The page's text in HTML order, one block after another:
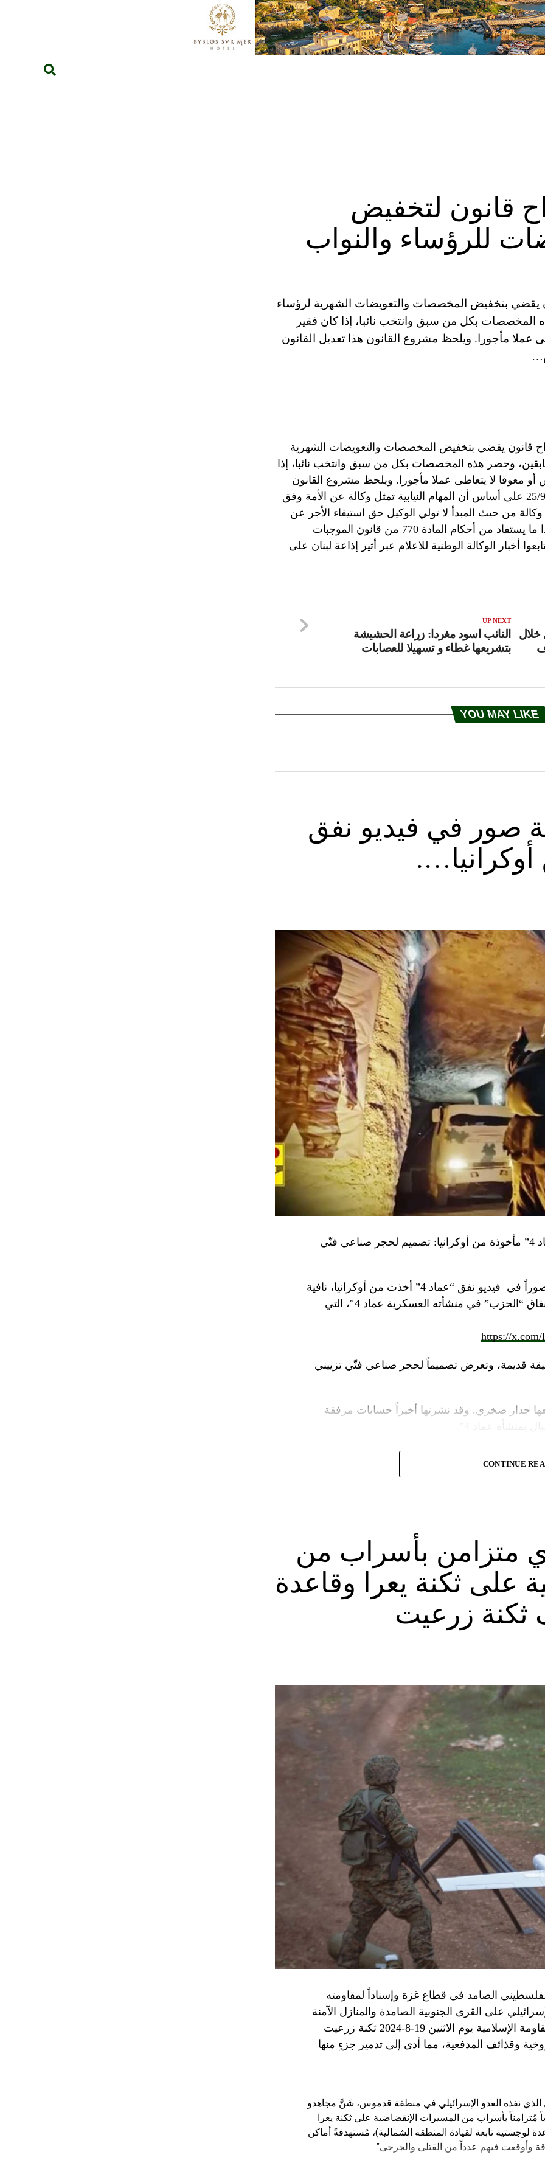
قانون لتخفيض
للرؤساء والنواب
يقضي بتخفيض المخصصات والتعويضات الشهرية لرؤساء
المخصصات بكل من سبق وانتخب نائبا، إذا كان فقير
عملا مأجورا. ويلحظ مشروع القانون هذا تعديل القانون
قانون يقضي بتخفيض المخصصات والتعويضات الشهرية
وحصر هذه المخصصات بكل من سبق وانتخب نائبا، إذا
معوقا لا يتعاطى عملا مأجورا. ويلحظ مشروع القانون
هذا تعديل القانون رقم 25/74 تاريخ 25/9/1974 على أساس أن المهام النيابية تمثل وكالة عن الأمة وفق
الدستور، وهي وكالة من حيث المبدأ لا تولي الوكيل حق استيفاء الأجر عن
المهام موضوعها إلا أثناء فترة سريانها وهذا ما يستفاد من أحكام المادة 770 من قانون الموجبات
أخبار الوكالة الوطنية للاعلام عبر أثير إذاعة لبنان على
UP NEXT
النائب اسود مغردا: زراعة الحشيشة
بتشريعها غطاء و تسهيلا للعصابات
خلال
YOU MAY LIKE
صور في فيديو نفق
“النهار” تكشف حقيقة صور في فيديو نفق “عماد 4” مأخوذة من أوكرانيا: تصميم لحجر صناعي فنّي
في فيديو
نفق “عماد 4” أخذت من أوكرانيا، نافية
المزاعم المتداولة حول صورة “ملتقطة داخل أنفاق “الحزب” في منشأته العسكرية عماد 4″، التي
https://x.com/
قديمة، وتعرض تصميماً لحجر صناعي فنّي تزييني
جدار صخري. وقد نشرتها أخيراً حسابات مرفقة
منشأة عسكرية تحمل اسم “عماد 4″، نسبة الى القائد العسكري في “الحزب” عماد مغنية الذي
CONTINUE
متزامن بأسراب من
على ثكنة يعرا وقاعدة
زرعيت
الصامد في قطاع غزة وإسناداً لمقاومته
على القرى الجنوبية الصامدة والمنازل الآمنة
وخصوصاً في بلدة باتوليه، استهدف مجاهدو المقاومة الإسلامية يوم الاثنين 19-8-2024 ثكنة زرعيت
وقذائف المدفعية، مما أدى إلى تدمير جزءٍ منها
الذي نفذه العدو الإسرائيلي في منطقة قدموس، شَنَّ مجاهدو
يوم الاثنين 19-8-2024 هجوماً جوياً مُتزامناً بأسراب من المسيرات الإنقضاضية على ثكنة يعرا
سنط جين (قاعدة لوجستية تابعة لقيادة المنطقة الشمالية)، مُستهدفةً أماكن
وأوقعت فيهم عدداً من القتلى والجرحى”.